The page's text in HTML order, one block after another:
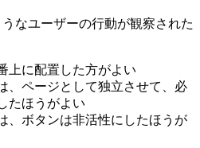
なユーザーの行動が観察された
上に配置した方がよい
、ページとして独立させて、必
たほうがよい
、ボタンは非活性にしたほうが